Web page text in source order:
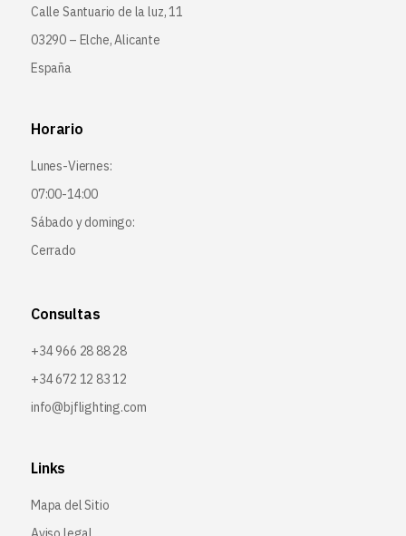
Calle Santuario de la luz, 11
03290 – Elche, Alicante
España
Horario
Lunes-Viernes:
07:00-14:00
Sábado y domingo:
Cerrado
Consultas
+34 966 28 88 28
+34 672 12 83 12
info@bjflighting.com
Links
Mapa del Sitio